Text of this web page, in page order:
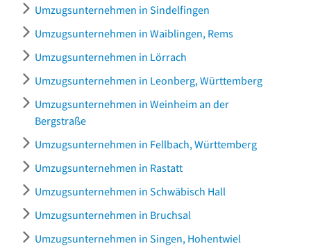
Umzugsunternehmen in Sindelfingen
Umzugsunternehmen in Waiblingen, Rems
Umzugsunternehmen in Lörrach
Umzugsunternehmen in Leonberg, Württemberg
Umzugsunternehmen in Weinheim an der
Bergstraße
Umzugsunternehmen in Fellbach, Württemberg
Umzugsunternehmen in Rastatt
Umzugsunternehmen in Schwäbisch Hall
Umzugsunternehmen in Bruchsal
Umzugsunternehmen in Singen, Hohentwiel